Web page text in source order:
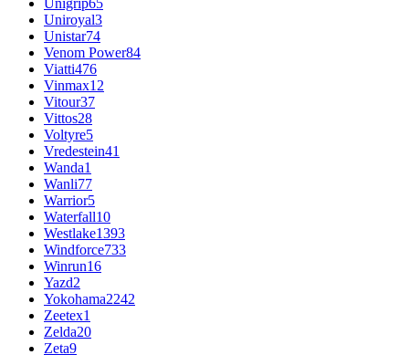
Unigrip65
Uniroyal3
Unistar74
Venom Power84
Viatti476
Vinmax12
Vitour37
Vittos28
Voltyre5
Vredestein41
Wanda1
Wanli77
Warrior5
Waterfall10
Westlake1393
Windforce733
Winrun16
Yazd2
Yokohama2242
Zeetex1
Zelda20
Zeta9